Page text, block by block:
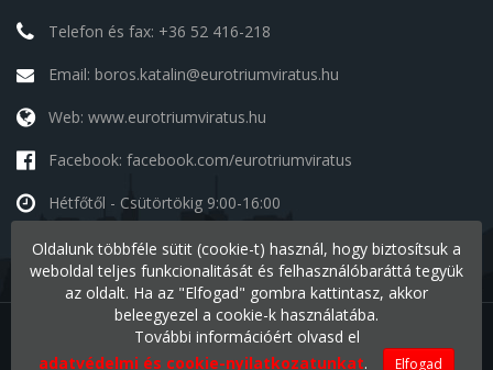
Telefon és fax: +36 52 416-218
Email: boros.katalin@eurotriumviratus.hu
Web: www.eurotriumviratus.hu
Facebook: facebook.com/eurotriumviratus
Hétfőtől - Csütörtökig 9:00-16:00
Szombat - Vasárnap szünnap
Minden jog fenntartva © 2026 Eurotriumvirátus Kft.
Oldalunk többféle sütit (cookie-t) használ, hogy biztosítsuk a
weboldal teljes funkcionalitását és felhasználóbaráttá tegyük
az oldalt. Ha az "Elfogad" gombra kattintasz, akkor
beleegyezel a cookie-k használatába.
További információért olvasd el
adatvédelmi és cookie-nyilatkozatunkat. Elfogad